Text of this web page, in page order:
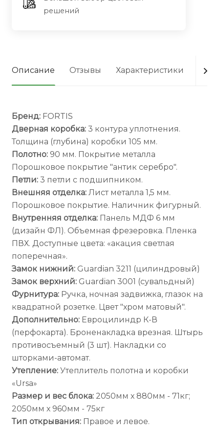
решений
Описание Отзывы Характеристики
Бренд: FORTIS
Дверная коробка: 3 контура уплотнения.
Толщина (глубина) коробки 105 мм.
Полотно: 90 мм. Покрытие металла
Порошковое покрытие "антик серебро".
Петли: 3 петли с подшипником.
Внешняя отделка: Лист металла 1,5 мм.
Порошковое покрытие. Наличник фигурный.
Внутренняя отделка: Панель МДФ 6 мм
(дизайн ФЛ). Объемная фрезеровка. Пленка
ПВХ. Доступные цвета: «акация светлая
поперечная».
Замок нижний: Guardian 3211 (цилиндровый)
Замок верхний: Guardian 3001 (сувальдный)
Фурнитура: Ручка, ночная задвижка, глазок на
квадратной розетке. Цвет "хром матовый".
Дополнительно: Евроцилиндр К-В
(перфокарта). Броненакладка врезная. Штырь
противосъемный (3 шт). Накладки со
шторками-автомат.
Утепление: Утеплитель полотна и коробки
«Ursa»
Размер и вес блока: 2050мм х 880мм - 71кг;
2050мм х 960мм - 75кг
Тип открывания: Правое и левое.